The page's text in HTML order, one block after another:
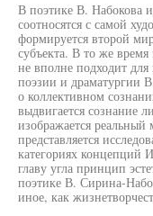
В поэтике В. Набокова
соотносятся с самой
формируется второй
субъекта. В то же
не вполне подходит для
поэзии и драматургии
о коллективном
выдвигается сознание
изображается
представляется
категориях
главу угла принцип
поэтике В. Сирина-
иное, как